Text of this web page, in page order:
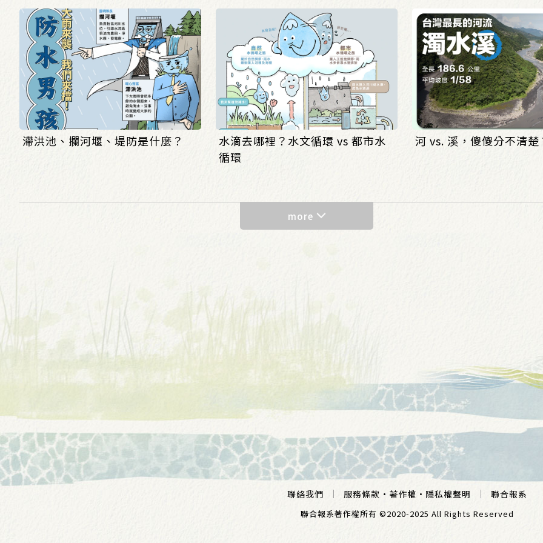
滯洪池、攔河堰、堤防是什麼？
水滴去哪裡？水文循環 vs 都市水
循環
河 vs. 溪，傻傻分不清楚
more
聯絡我們 服務條款 · 著作權 · 隱私權聲明 聯合報系
聯合報系著作權所有 ©2020-2025 All Rights Reserved